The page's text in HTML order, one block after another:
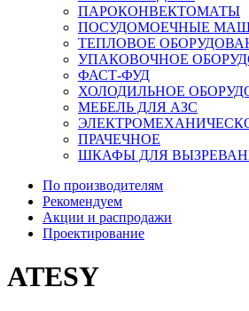
ПАРОКОНВЕКТОМАТЫ
ПОСУДОМОЕЧНЫЕ
ТЕПЛОВОЕ
УПАКОВОЧНОЕ
ФАСТ-ФУД
ХОЛОДИЛЬНОЕ
МЕБЕЛЬ ДЛЯ АЗС
ПРАЧЕЧНОЕ
ШКАФЫ ДЛЯ
По производителям
Рекомендуем
Акции и распродажи
Проектирование
ATESY